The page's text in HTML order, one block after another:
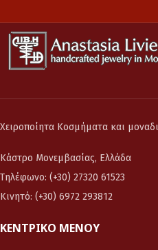
Χειροποίητα Κοσμήματα και
Κάστρο Μονεμβασίας, Ελλάδα
Τηλέφωνο: (+30) 27320 61523
Κινητό: (+30) 6972 293812
ΚΕΝΤΡΙΚΌ ΜΕΝΟΎ